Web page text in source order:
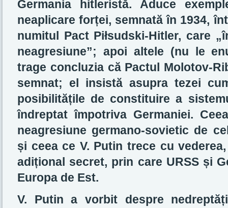
Germania hitleristă. Aduce
neaplicare forței, semnată în 1934,
numitul Pact Piłsudski-Hitler, care
neagresiune”; apoi altele (nu le
trage concluzia că Pactul Molotov-
semnat; el insistă asupra tezei
posibilitățile de constituire a
îndreptat împotriva Germaniei.
neagresiune germano-sovietic de
și ceea ce V. Putin trece cu
adițional secret, prin care URSS și
Europa de Est.
V. Putin a vorbit despre